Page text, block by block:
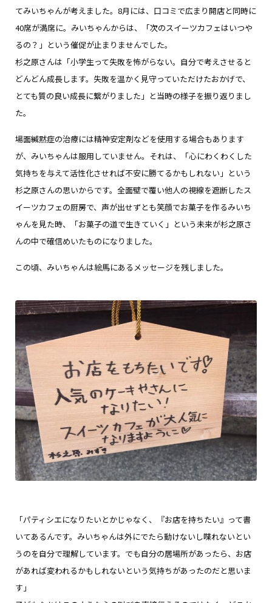
てみいちゃんが考えました。8月には、口コミで広まり開店と同時に
40席が満席に。みいちゃんからは、「次のスイーツカフェはいつや
るの？」という催促が止まりませんでした。
杉之原さんは「小学生って失敗を怖がらない。自分で考えさせると
どんどん成長します。失敗を温かく見守っていただけたおかげで、
とても質の良い成長に繋がりました」と当時の様子を振り返りまし
た。
場面緘黙症の治療には精神安定剤などを使用する場合もあります
が、みいちゃんは服用していません。それは、「心にわくわくした
気持ちを与えて活性化させれば不安に勝てるかもしれない」という
杉之原さんの思いからです。全面壁で覆い他人の視線を遮断したス
イーツカフェの厨房で、声が出せずとも笑顔でお菓子を作るみいち
ゃんを見た時、「お菓子の道で生きていく」という未来が杉之原さ
んの中で確信めいたものになりました。
この頃、みいちゃんは絵馬にあるメッセージを残しました。
「パティシエになりたいとかじゃなく、『お店を持ちたい』って書
いてあるんです。みいちゃんは外にでたら動けないし喋れないとい
うのを自分で理解しています。でも自分の居場所があったら、お店
があれば変われるかもしれないという気持ちがあったのだと思いま
す」